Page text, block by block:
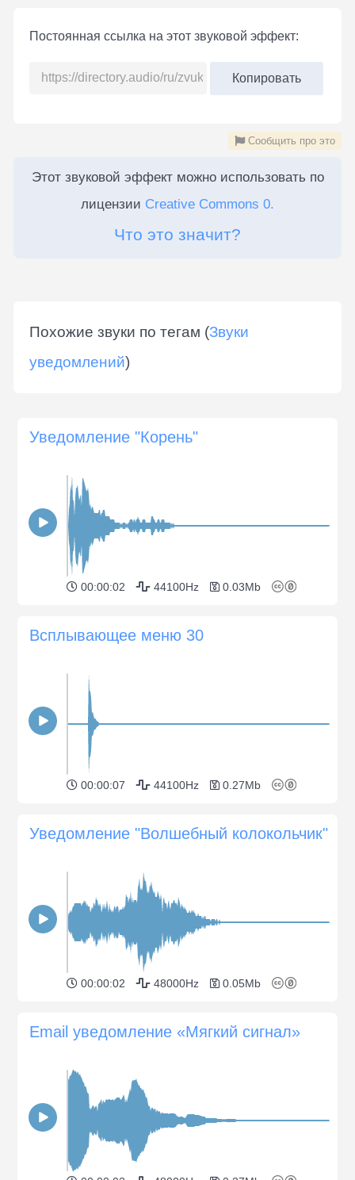
Постоянная ссылка на этот звуковой эффект:
Копировать
Сообщить про это
Этот звуковой эффект можно использовать по
лицензии Creative Commons 0.
Что это значит?
Похожие звуки по тегам (Звуки
уведомлений)
Уведомление "Корень"
00:00:02 44100Hz 0.03Mb
Всплывающее меню 30
00:00:07 44100Hz 0.27Mb
Уведомление "Волшебный колокольчик"
00:00:02 48000Hz 0.05Mb
Email уведомление «Мягкий сигнал»